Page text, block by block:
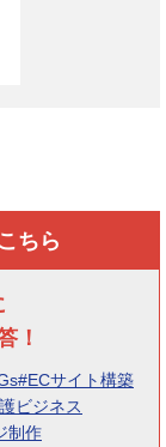
ちら
！
#ECサイト構築
ビジネス
制作